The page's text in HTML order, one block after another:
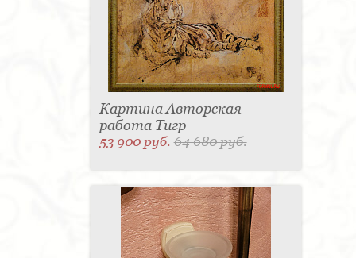
Картина Авторская
работа Тигр
53 900 руб.64 680 руб.